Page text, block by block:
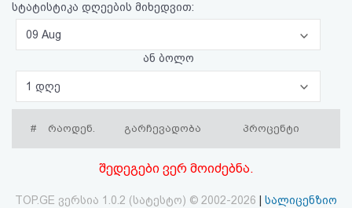
ავტორიზაცია
რეგისტრაცია
აღდგენა
სტატისტიკა დღეების მიხედვით:
09 Aug
ან ბოლო
1 დღე
# რაოდენ. გარჩევადობა პროცენტი
შედეგები ვერ მოიძებნა.
TOP.GE ვერსია 1.0.2 (სატესტო) © 2002-2026
სალიცენზიო